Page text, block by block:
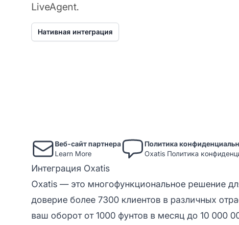
LiveAgent.
Нативная интеграция
Веб-сайт партнера
Learn More
Политика
Oxatis Политика
Интеграция Oxatis
Oxatis — это многофункциональное решение
доверие более 7300 клиентов в различных
ваш оборот от 1000 фунтов в месяц до 10 000